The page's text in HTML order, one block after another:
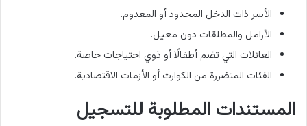
الأسر ذات الدخل المحدود أو المعدوم.
الأرامل والمطلقات دون معيل.
العائلات التي تضم أطفالًا أو ذوي احتياجات خاصة.
الفئات المتضررة من الكوارث أو الأزمات الاقتصادية.
المستندات المطلوبة للتسجيل